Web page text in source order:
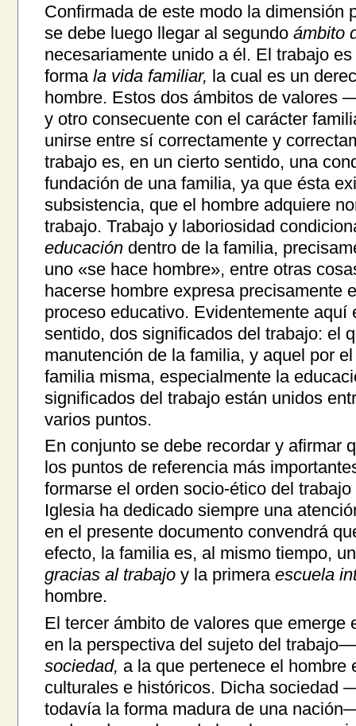
Confirmada de este modo la dimensión
se debe luego llegar al segundo ámbito
necesariamente unido a él. El trabajo
forma la vida familiar, la cual es un
hombre. Estos dos ámbitos de valores
y otro consecuente con el carácter
unirse entre sí correctamente y
trabajo es, en un cierto sentido, una
fundación de una familia, ya que ésta
subsistencia, que el hombre adquiere
trabajo. Trabajo y laboriosidad
educacióndentro de la familia,
uno «se hace hombre», entre otras
hacerse hombre expresa precisamente
proceso educativo. Evidentemente aquí
sentido, dos significados del trabajo: el
manutención de la familia, y aquel por
familia misma, especialmente la
significados del trabajo están unidos
varios puntos.
En conjunto se debe recordar y afirmar
los puntos de referencia más
formarse el orden socio-ético del
Iglesia ha dedicado siempre una
en el presente documento convendrá
efecto, la familia es, al mismo tiempo,
gracias al trabajoy la primera escuela
hombre.
El tercer ámbito de valores que
en la perspectiva del sujeto del
sociedad, a la que pertenece el
culturales e históricos. Dicha sociedad
todavía la forma madura de una